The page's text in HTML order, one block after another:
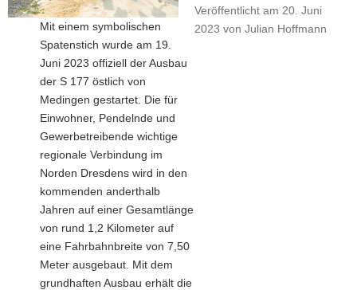
Veröffentlicht am 20. Juni
2023 von Julian Hoffmann
Mit einem symbolischen
Spatenstich wurde am 19.
Juni 2023 offiziell der Ausbau
der S 177 östlich von
Medingen gestartet. Die für
Einwohner, Pendelnde und
Gewerbetreibende wichtige
regionale Verbindung im
Norden Dresdens wird in den
kommenden anderthalb
Jahren auf einer Gesamtlänge
von rund 1,2 Kilometer auf
eine Fahrbahnbreite von 7,50
Meter ausgebaut. Mit dem
grundhaften Ausbau erhält die